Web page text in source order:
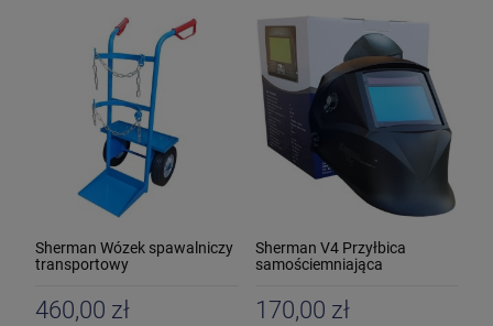
Sherman Wózek spawalniczy
transportowy
460,00 zł
Sherman V4 Przyłbica
samościemniająca
170,00 zł